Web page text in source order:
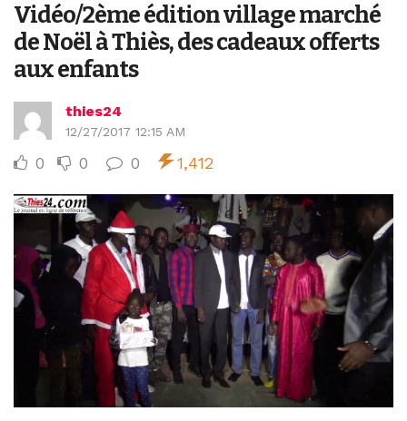
Vidéo/2ème édition village marché
de Noël à Thiès, des cadeaux offerts
aux enfants
thies24
12/27/2017 12:15 AM
0 0 0 1,412